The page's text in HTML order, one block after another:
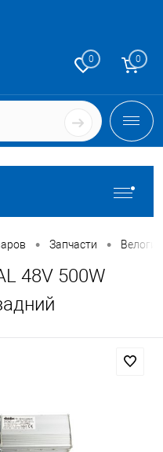
0 0
• Запчасти •
48V 500W